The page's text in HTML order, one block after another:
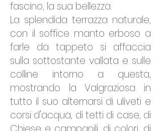
fascino, la sua bellezza.
La splendida terrazza naturale,
con il soffice manto erboso a
farle da tappeto si affaccia
sulla sottostante vallata e sulle
colline intorno a questa,
mostrando la Valgraziosa in
tutto il suo alternarsi di uliveti e
corsi d'acqua, di tetti di case, di